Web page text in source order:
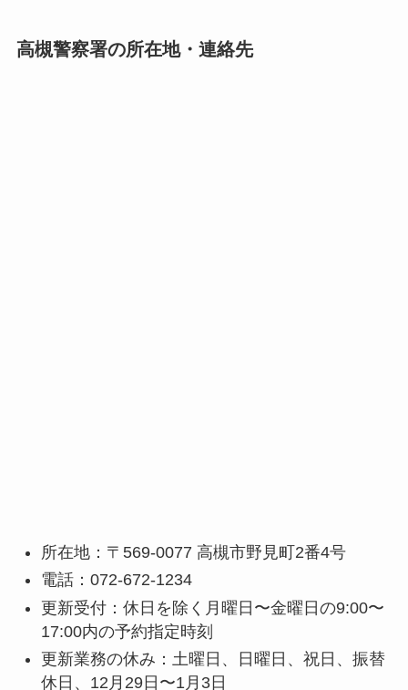
高槻警察署の所在地・連絡先
所在地：〒569-0077 高槻市野見町2番4号
電話：072-672-1234
更新受付：休日を除く月曜日〜金曜日の9:00〜
17:00内の予約指定時刻
更新業務の休み：土曜日、日曜日、祝日、振替
休日、12月29日〜1月3日